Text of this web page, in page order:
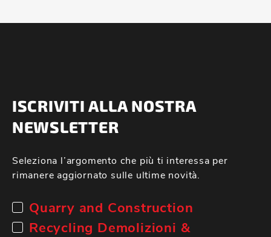
ISCRIVITI ALLA NOSTRA
NEWSLETTER
Seleziona l’argomento che più ti interessa per
rimanere aggiornato sulle ultime novità.
Quarry and Construction
Recycling Demolizioni &